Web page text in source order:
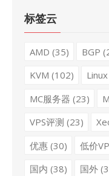
标签云
AMD (35) BGP
KVM (102) Linux
MC服务器 (23)
VPS评测 (23)
优惠(30) 低价
国内 (38) 国外